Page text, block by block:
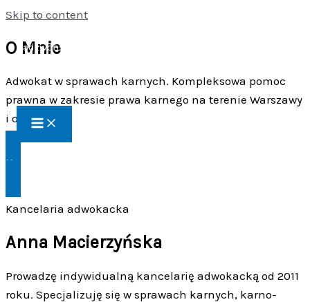
Skip to content
Zadzwoń: 513 455 714
O Mnie
Adwokat w sprawach karnych. Kompleksowa pomoc
prawna w zakresie prawa karnego na terenie Warszawy
i okolic.
Kontakt
Kancelaria adwokacka
Anna Macierzyńska
Prowadzę indywidualną kancelarię adwokacką od 2011
roku. Specjalizuję się w sprawach karnych, karno-